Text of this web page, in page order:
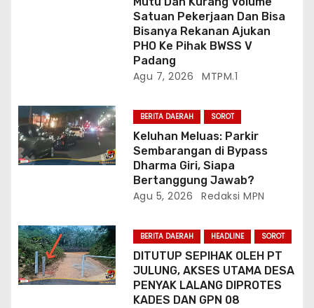
Satuan Pekerjaan Dan Bisa
Bisanya Rekanan Ajukan
PHO Ke Pihak BWSS V
Padang
Agu 7, 2026 MTPM.1
BERITA DAERAH SOROT
Keluhan Meluas: Parkir
Sembarangan di Bypass
Dharma Giri, Siapa
Bertanggung Jawab?
Agu 5, 2026 Redaksi MPN
BERITA DAERAH HEADLINE SOROT
DITUTUP SEPIHAK OLEH PT
JULUNG, AKSES UTAMA DESA
PENYAK LALANG DIPROTES
KADES DAN GPN 08